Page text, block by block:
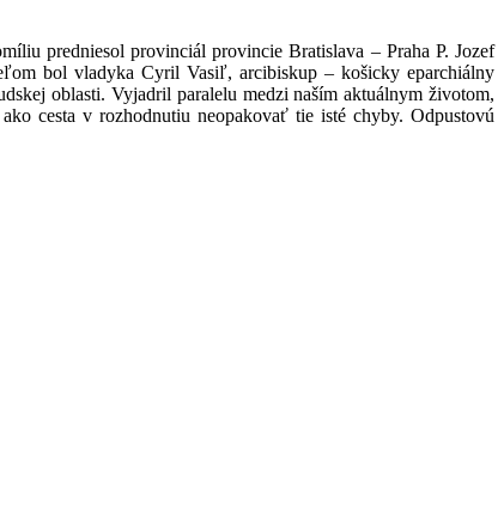
predniesol provinciál provincie Bratislava – Praha P. Jozef
bol vladyka Cyril Vasiľ, arcibiskup – košicky eparchiálny
oblasti. Vyjadril paralelu medzi naším aktuálnym životom,
cesta v rozhodnutiu neopakovať tie isté chyby. Odpustovú